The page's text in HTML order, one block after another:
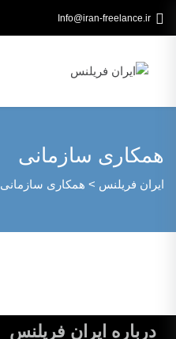
Info@iran-freelance.ir
همکاری سازمانی
ایران فریلنس > همکاری سازمانی
درباره ایران فریلنس